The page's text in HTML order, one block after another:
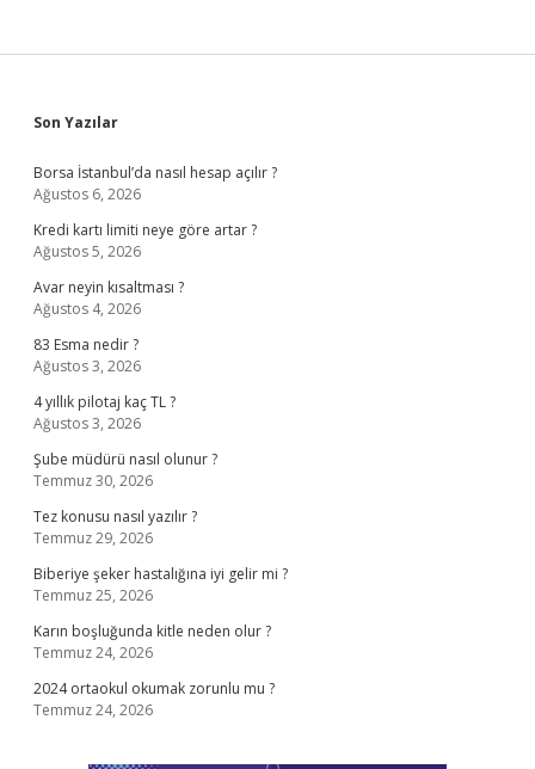
Sidebar
Son Yazılar
Borsa İstanbul’da nasıl hesap açılır ?
Ağustos 6, 2026
Kredi kartı limiti neye göre artar ?
Ağustos 5, 2026
Avar neyin kısaltması ?
Ağustos 4, 2026
83 Esma nedir ?
Ağustos 3, 2026
4 yıllık pilotaj kaç TL ?
Ağustos 3, 2026
Şube müdürü nasıl olunur ?
Temmuz 30, 2026
Tez konusu nasıl yazılır ?
Temmuz 29, 2026
Biberiye şeker hastalığına iyi gelir mi ?
Temmuz 25, 2026
Karın boşluğunda kitle neden olur ?
Temmuz 24, 2026
2024 ortaokul okumak zorunlu mu ?
Temmuz 24, 2026